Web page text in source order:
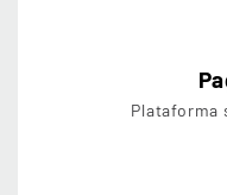
Plataforma